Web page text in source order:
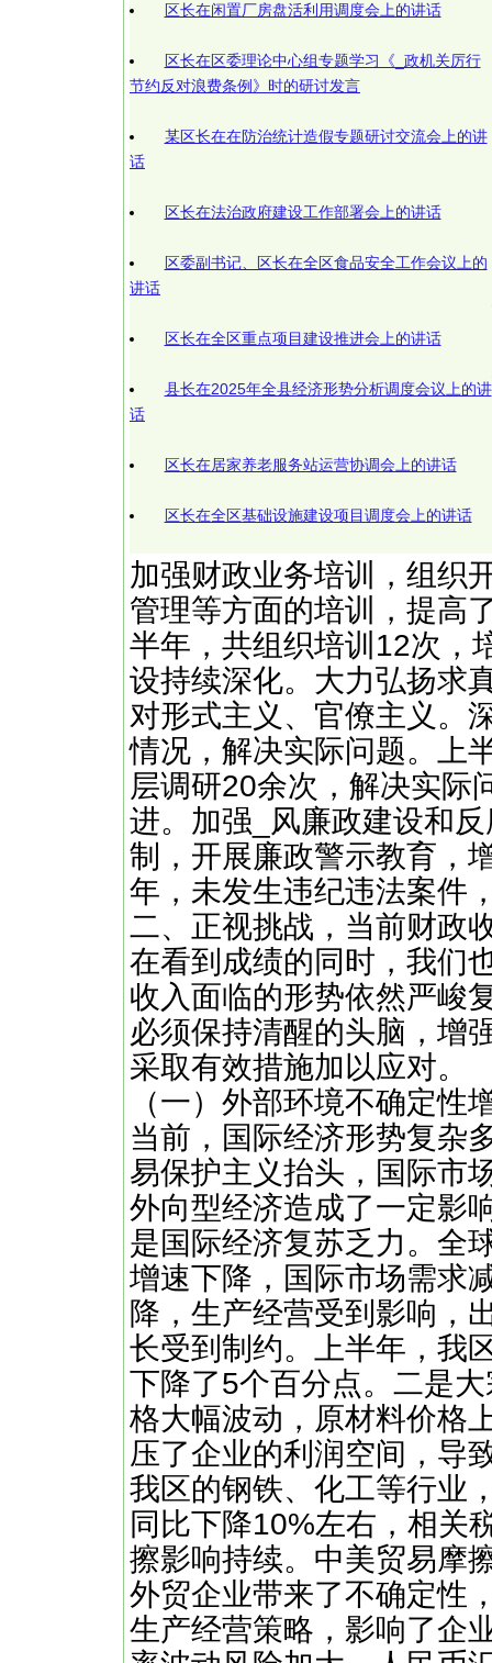
区长在闲置厂房盘活利用调度会上的讲话
区长在区委理论中心组专题学习《_政机关厉行
节约反对浪费条例》时的研讨发言
某区长在在防治统计造假专题研讨交流会上的讲
话
区长在法治政府建设工作部署会上的讲话
区委副书记、区长在全区食品安全工作会议上的
讲话
区长在全区重点项目建设推进会上的讲话
县长在2025年全县经济形势分析调度会议上的讲
话
区长在居家养老服务站运营协调会上的讲话
区长在全区基础设施建设项目调度会上的讲话
加强财政业务培训，组织
管理等方面的培训，提高
半年，共组织培训12次，
设持续深化。大力弘扬求
对形式主义、官僚主义。
情况，解决实际问题。上
层调研20余次，解决实际
进。加强_风廉政建设和
制，开展廉政警示教育，
年，未发生违纪违法案件
二、正视挑战，当前财政
在看到成绩的同时，我们
收入面临的形势依然严峻
必须保持清醒的头脑，增
采取有效措施加以应对。
（一）外部环境不确定性
当前，国际经济形势复杂
易保护主义抬头，国际市
外向型经济造成了一定影
是国际经济复苏乏力。全
增速下降，国际市场需求
降，生产经营受到影响，
长受到制约。上半年，我
下降了5个百分点。二是
格大幅波动，原材料价格
压了企业的利润空间，导
我区的钢铁、化工等行业
同比下降10%左右，相关
擦影响持续。中美贸易摩
外贸企业带来了不确定性
生产经营策略，影响了企